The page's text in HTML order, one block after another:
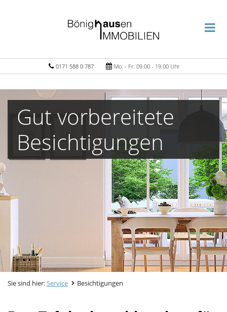
0171 588 0 787 Mo. - Fr. 09.00 - 19.00 Uhr
Gut vorbereitete
Besichtigungen
Sie sind hier:Service Besichtigungen